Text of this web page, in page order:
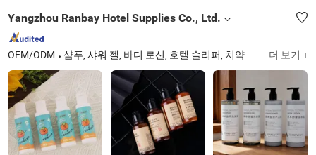
Yangzhou Ranbay Hotel Supplies Co., Ltd.
OEM/ODM 샴푸, 샤워 젤, 바디 로션, 호텔 슬리퍼, 치약 세트, 호텔 어메니티, 호텔 화장품, 호텔 세면도구, 일회용 용품, 환대 용품 더 보기 +